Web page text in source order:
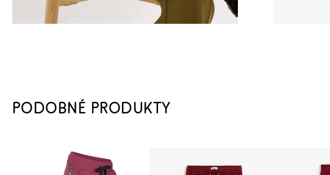
PODOBNÉ PRODUKTY